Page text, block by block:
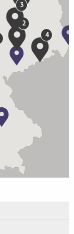
2
4
3